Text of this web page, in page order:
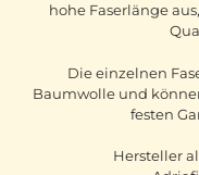
hohe Faserlänge
Die einzelnen
Baumwolle und
festen
Hersteller